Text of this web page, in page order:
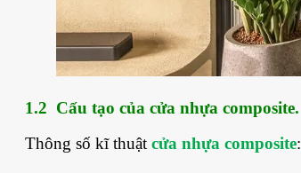
1.2 Cấu tạo của cửa nhựa composite.
Thông số kĩ thuật cửa nhựa composite: